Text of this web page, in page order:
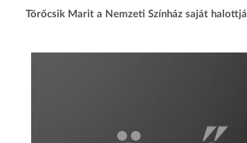
Törőcsik Marit a Nemzeti Színház saját